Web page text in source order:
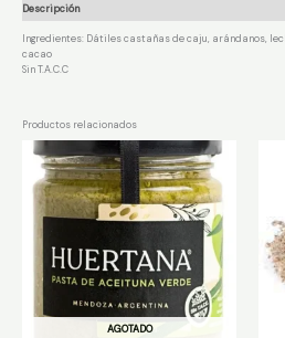
Descripción
Ingredientes: Dátiles castañas de caju, arándanos,
cacao
Sin T.A.C.C
Productos relacionados
AGOTADO